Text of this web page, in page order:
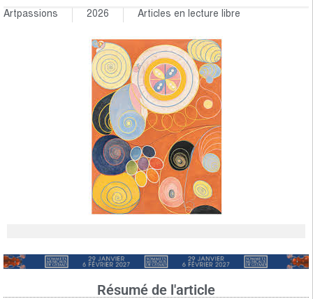
Artpassions 2026 Articles en lecture libre
Résumé de l'article